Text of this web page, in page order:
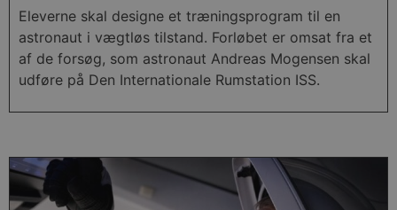
Eleverne skal designe et træningsprogram til en
astronaut i vægtløs tilstand. Forløbet er omsat fra et
af de forsøg, som astronaut Andreas Mogensen skal
udføre på Den Internationale Rumstation ISS.